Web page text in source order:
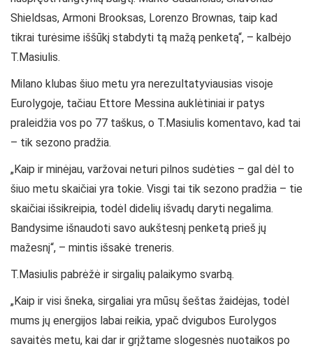
Shieldsas, Armoni Brooksas, Lorenzo Brownas, taip kad
tikrai turėsime iššūkį stabdyti tą mažą penketą“, – kalbėjo
T.Masiulis.
Milano klubas šiuo metu yra nerezultatyviausias visoje
Eurolygoje, tačiau Ettore Messina auklėtiniai ir patys
praleidžia vos po 77 taškus, o T.Masiulis komentavo, kad tai
– tik sezono pradžia.
„Kaip ir minėjau, varžovai neturi pilnos sudėties – gal dėl to
šiuo metu skaičiai yra tokie. Visgi tai tik sezono pradžia – tie
skaičiai išsikreipia, todėl didelių išvadų daryti negalima.
Bandysime išnaudoti savo aukštesnį penketą prieš jų
mažesnį“, – mintis išsakė treneris.
T.Masiulis pabrėžė ir sirgalių palaikymo svarbą.
„Kaip ir visi šneka, sirgaliai yra mūsų šeštas žaidėjas, todėl
mums jų energijos labai reikia, ypač dvigubos Eurolygos
savaitės metu, kai dar ir grįžtame slogesnės nuotaikos po